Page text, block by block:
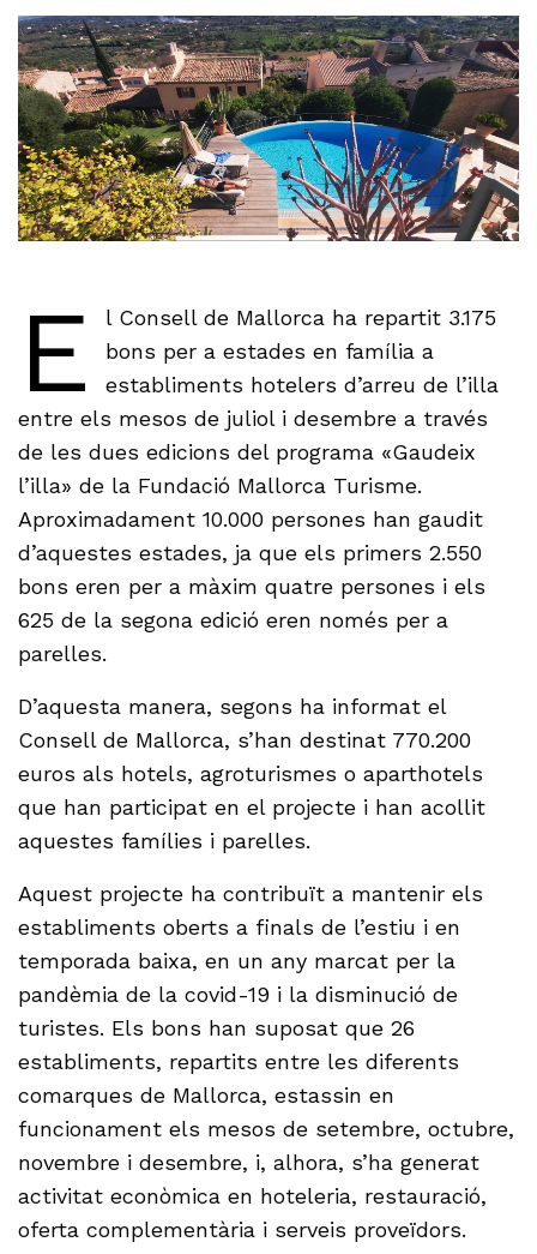
E
l Consell de Mallorca ha repartit 3.175
bons per a estades en família a
establiments hotelers d’arreu de l’illa
entre els mesos de juliol i desembre a través
de les dues edicions del programa «Gaudeix
l’illa» de la Fundació Mallorca Turisme.
Aproximadament 10.000 persones han gaudit
d’aquestes estades, ja que els primers 2.550
bons eren per a màxim quatre persones i els
625 de la segona edició eren només per a
parelles.
D’aquesta manera, segons ha informat el
Consell de Mallorca, s’han destinat 770.200
euros als hotels, agroturismes o aparthotels
que han participat en el projecte i han acollit
aquestes famílies i parelles.
Aquest projecte ha contribuït a mantenir els
establiments oberts a finals de l’estiu i en
temporada baixa, en un any marcat per la
pandèmia de la covid-19 i la disminució de
turistes. Els bons han suposat que 26
establiments, repartits entre les diferents
comarques de Mallorca, estassin en
funcionament els mesos de setembre, octubre,
novembre i desembre, i, alhora, s’ha generat
activitat econòmica en hoteleria, restauració,
oferta complementària i serveis proveïdors.